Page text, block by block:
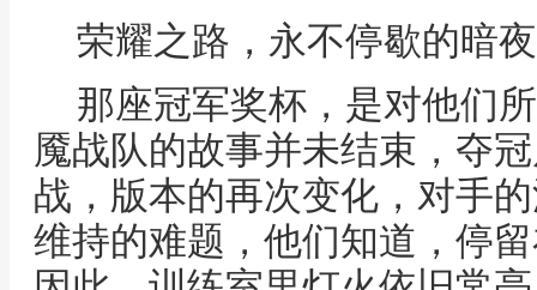
荣耀之路，永不停歇的暗
那座冠军奖杯，是对他们
魇战队的故事并未结束，夺
战，版本的再次变化，对手
维持的难题，他们知道，停